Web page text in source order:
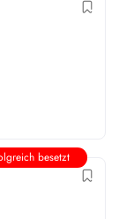
besetzt